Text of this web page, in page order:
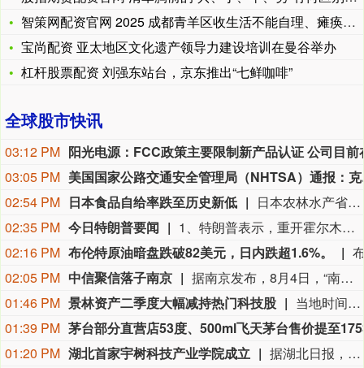
智策网配资官网 2025 成都青羊区收生活不能自理、瘫痪、痴
宝尚配资 亚太地区文化遗产领导力建设培训在曼谷举办
杠杆股票配资 刘强东站台，京东推出“七鲜咖啡”
全球股市快讯
03:12 PM
03:05 PM
美国国家公路交通安全管理局
02:54 PM 日本食品自给率跌至历史新低
日本农林水产省8月7日公布的数据显示，2025财年，即2025年4月至2026年3月，按热量计算的日本食品自给率下降1个百分点至37%，为历史最低水平。日本食品自给率是指国内生产的食品占国内食品总供给的比例。日本农林水产省表示，大米消费减少是食品自给率下降的重要原因。日本大米消费长期以来主要依靠本国供应，是日本食品自给率的重要支撑。米价上涨导致居民大米消费减少，国产大米提供的热量随之减少，显著拉低日本整体食品自给率。（CCTV国际时讯）
02:35 PM 今日特朗普要闻
1、特朗普表示，重开霍尔木兹海峡的谈判正在推进，尽管伊朗议员正在考虑对与美国和以色列相关的船只实施限制。 2、特朗普：（关于人工智能）这可能比石油还要重要。谁赢得人工智能，谁就赢得一切。就是如此重要。人工智能比互联网大很多倍。 3、报道称，美国总统特朗普近日在一次私下会晤中表示，他希望副总统万斯能够赢得2028年总统大选。 4、美国总统特朗普当地时间8月7日宣布，联邦政府将向多个关键矿产和电池项目投资30亿美元，旨在增加美国国内产量，并以此推动国家安全与产业政策。 5、美国总统特朗普6日否认他对国防部长赫格塞思不满，称对赫格塞思所做的工作“非常满意”。 6、白宫本周致信库克称，特朗普“正在考虑”解除其职务，并要求她在三周内回应有关抵押贷款欺诈的指控。 7、特朗普媒体集团退出与Crypto.com的两项交易。 8、当地时间8月6日，有记者在采访美国总统特朗普时提出，如果民主党人在中期选举后控制国会众议院，可能会再次试图弹劾他，特朗普表示，“很多人说我是有史以来最伟大的总统之一”。
02:16 PM 布伦特原油暗盘跌破82美元，日内跌超1.6%。
02:05 PM 中信聚信落子南京
据南京发布，8月4日，“南京聚信天晟股权投资合伙企业（有限合伙）”正式落地紫金山国际科创基金街区。基金规模10.01亿元，管理人为中信聚信（北京）资本管理有限公司，其向上穿透的实际控制人为中信集团，管理人整体管理规模超百亿元。该基金在2026紫金山创投大会上签约启动组建，将重点投向新一代信息技术、高端装备、新材料、新能源、生物医药及新消费等领域，为南京科创产业注入新的资本动能。
01:46 PM 景林资产二季度大幅减持热门科技股
当地时间8月7日，知名千亿级私募景林资产披露2026年二季度末最新美股持仓（13F）。二季度，景林资产清仓英伟达、META等热门科技股，大幅减持英特尔、网易、谷歌等标的；景林资产在二季度末的美股持仓市值从38.8亿美元大幅下降至21.9亿美元，降幅达43%。在大幅收缩多只原有持仓的同时，景林资产也对部分半导体产业链公司进行了布局，包括近期业绩超预期的美国光模块制造商AAOI（应用光电）。
01:39 PM
01:20 PM 湖北首家宇树科技产业学院成立
据湖北日报，8月7日，湖北省首家宇树科技产业学院在长江工程职业技术学院成立。据悉，“宇树科技产业学院”由宇树科技股份有限公司与长江工程职业技术学院共建，实行“企业专家任院长、校内教授任执行副院长”双院长制管理架构，聚焦机器人调试、运维、技术支持等市场紧缺岗位，精准培育紧缺人才。